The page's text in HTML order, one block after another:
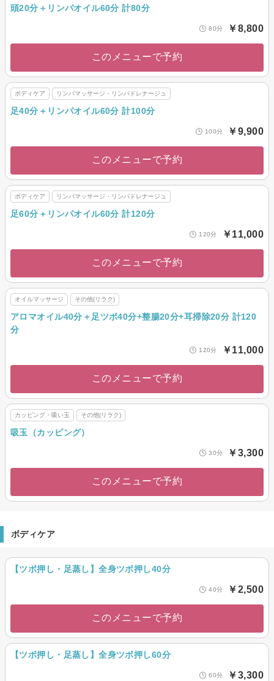
頭20分＋リンパオイル60分 計80分
80分 ￥8,800
このメニューで予約
ボディケア リンパマッサージ・リンパドレナージュ
足40分＋リンパオイル60分 計100分
100分 ￥9,900
このメニューで予約
ボディケア リンパマッサージ・リンパドレナージュ
足60分＋リンパオイル60分 計120分
120分 ￥11,000
このメニューで予約
オイルマッサージ その他(リラク)
アロマオイル40分＋足ツボ40分+整腸20分+耳掃除20分 計120
分
120分 ￥11,000
このメニューで予約
カッピング・吸い玉 その他(リラク)
吸玉（カッピング）
30分 ￥3,300
このメニューで予約
ボディケア
【ツボ押し・足蒸し】全身ツボ押し40分
40分 ￥2,500
このメニューで予約
【ツボ押し・足蒸し】全身ツボ押し60分
60分 ￥3,300